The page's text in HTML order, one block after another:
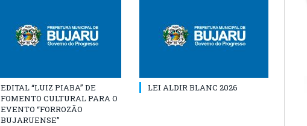
EDITAL “LUIZ PIABA” DE
FOMENTO CULTURAL PARA O
EVENTO “FORROZÃO
BUJARUENSE”
LEI ALDIR BLANC 2026